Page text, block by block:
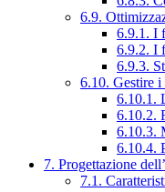
6.9.
6.9.1. I
6.9.2. I
6.9.3.
6.10. Gestire i
6.10.1.
6.10.2.
6.10.3.
6.10.4.
7. Progettazione
7.1.